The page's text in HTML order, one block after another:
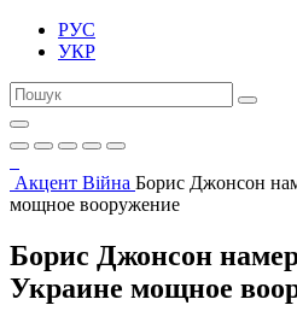
РУС
УКР
Акцент Війна Борис Джонсон
мощное вооружение
Борис Джонсон
Украине мощное